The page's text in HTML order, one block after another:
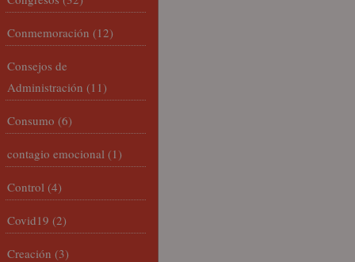
Conmemoración (12)
Consejos de
Administración (11)
Consumo (6)
contagio emocional (1)
Control (4)
Covid19 (2)
Creación (3)